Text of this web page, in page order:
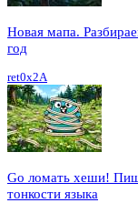
Новая мапа.
год
ret0x2A
Go ломать хеши!
тонкости языка